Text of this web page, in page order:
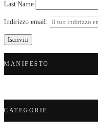
Last Name
Indirizzo email:
MANIFESTO
CATEGORIE